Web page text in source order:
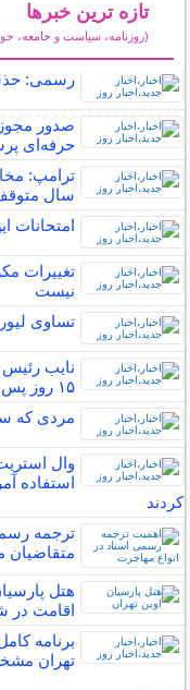
تازه ترین خبرها
(روزنامه، سیاست و جامعه،
رسمی: حذف
صدور مجوز
حرفه‌ای
سال
امتحانات
تغییرات
نیست
تساوی
۱۵ روز پس از جنگ برگزار خواهد شد
مردی که
وال
استفاده
کردند
ترجمه
هتل
اقامت در
برنامه
تهران